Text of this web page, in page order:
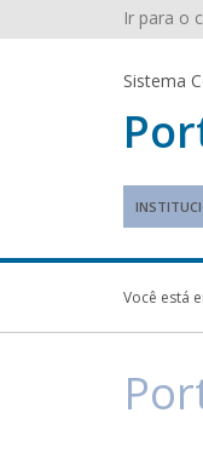
Ir para o
Sistema
Você está